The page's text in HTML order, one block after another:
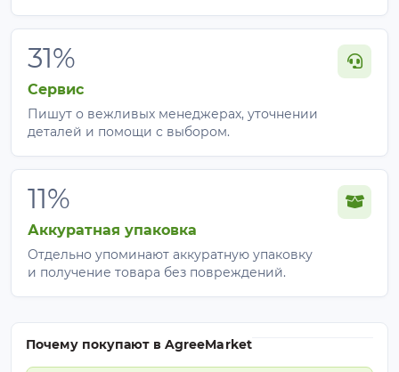
31%
Сервис
Пишут о вежливых менеджерах, уточнении
деталей и помощи с выбором.
11%
Аккуратная упаковка
Отдельно упоминают аккуратную упаковку
и получение товара без повреждений.
Почему покупают в AgreeMarket